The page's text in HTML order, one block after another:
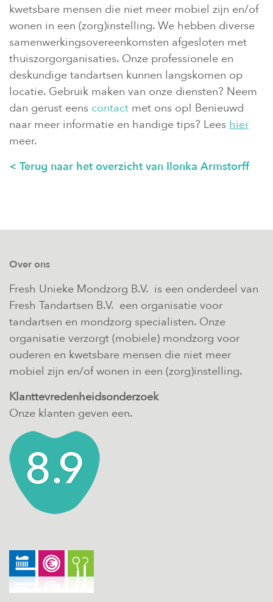
kwetsbare mensen die niet meer mobiel zijn en/of
wonen in een (zorg)instelling. We hebben diverse
samenwerkingsovereenkomsten afgesloten met
thuiszorgorganisaties. Onze professionele en
deskundige tandartsen kunnen langskomen op
locatie. Gebruik maken van onze diensten? Neem
dan gerust eens contact met ons op! Benieuwd
naar meer informatie en handige tips? Lees hier
meer.
< Terug naar het overzicht van Ilonka Armstorff
Over ons
Fresh Unieke Mondzorg B.V. is een onderdeel van
Fresh Tandartsen B.V. een organisatie voor
tandartsen en mondzorg specialisten. Onze
organisatie verzorgt (mobiele) mondzorg voor
ouderen en kwetsbare mensen die niet meer
mobiel zijn en/of wonen in een (zorg)instelling.
Klanttevredenheidsonderzoek
Onze klanten geven een.